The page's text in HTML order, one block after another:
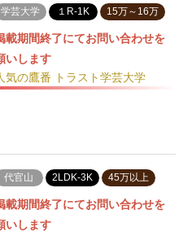
学芸大学 １R-1K 15万～16万
載期間終了にてお問い合わせを
いします
気の鷹番 トラスト学芸大学
代官山 2LDK-3K 45万以上
載期間終了にてお問い合わせを
いします